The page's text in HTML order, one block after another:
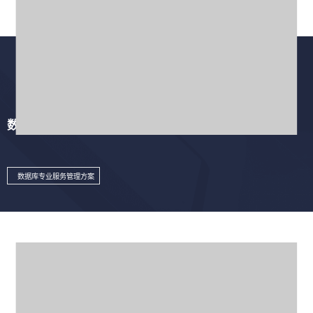
数据库专业服务管理方案
数据库专业服务管理方案